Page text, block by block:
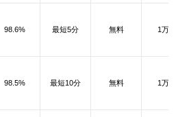
98.6% 最短5分 無料 1万～
98.5% 最短10分 無料 1万～